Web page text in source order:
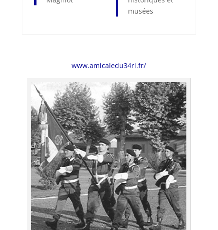
musées
www.amicaledu34ri.fr/